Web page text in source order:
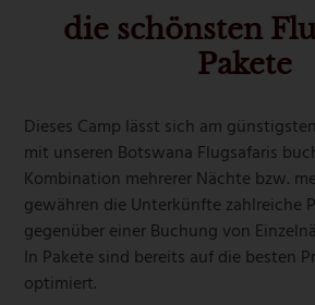
die schönsten
Pakete
Dieses Camp lässt sich am
mit unseren Botswana Flugsafaris
Kombination mehrerer Nächte bzw.
gewähren die Unterkünfte zahlreiche
gegenüber einer Buchung von
In Pakete sind bereits auf die besten
optimiert.